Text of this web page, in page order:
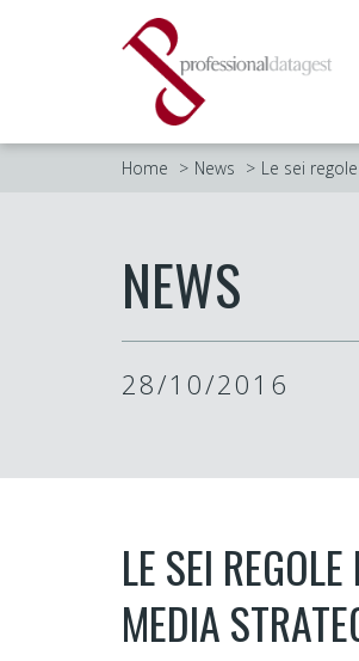
Home News Le sei
NEWS
28/10/2016
LE SEI
MEDIA